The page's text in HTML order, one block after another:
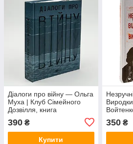
Діалоги про війну — Ольга
Муха | Клуб Сімейного
Дозвілля, книга
українською, нова, тверда
390 ₴
Купити
350₴